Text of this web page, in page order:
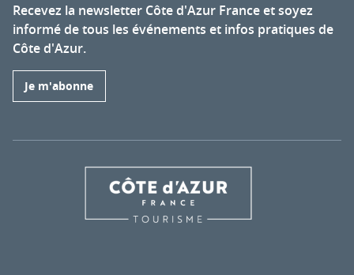
Recevez la newsletter Côte d'Azur France et soyez
informé de tous les événements et infos pratiques de
Côte d'Azur.
Je m'abonne